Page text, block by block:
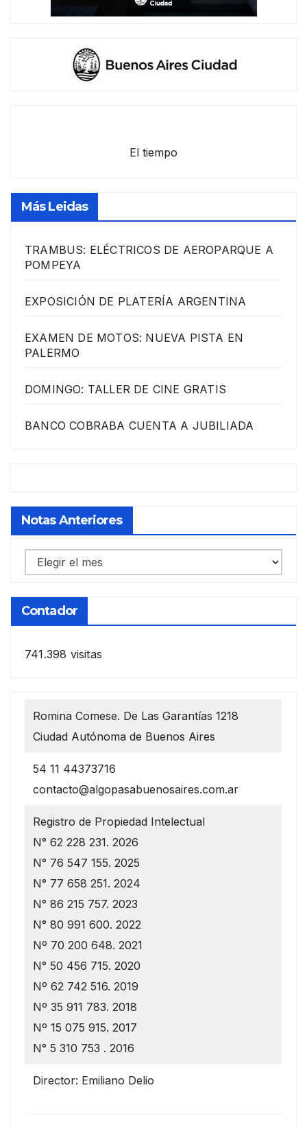
El tiempo
Más Leidas
TRAMBUS: ELÉCTRICOS DE AEROPARQUE A
POMPEYA
EXPOSICIÓN DE PLATERÍA ARGENTINA
EXAMEN DE MOTOS: NUEVA PISTA EN
PALERMO
DOMINGO: TALLER DE CINE GRATIS
BANCO COBRABA CUENTA A JUBILIADA
Notas Anteriores
Notas
anteriores
Contador
741.398 visitas
Romina Comese. De Las Garantías 1218
Ciudad Autónoma de Buenos Aires
54 11 44373716
contacto@algopasabuenosaires.com.ar
Registro de Propiedad Intelectual
N° 62 228 231. 2026
N° 76 547 155. 2025
N° 77 658 251. 2024
N° 86 215 757. 2023
N° 80 991 600. 2022
Nº 70 200 648. 2021
N° 50 456 715. 2020
Nº 62 742 516. 2019
Nº 35 911 783. 2018
Nº 15 075 915. 2017
N° 5 310 753 . 2016
Director: Emiliano Delio